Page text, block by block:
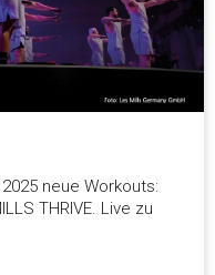
neue Workouts:
THRIVE. Live zu